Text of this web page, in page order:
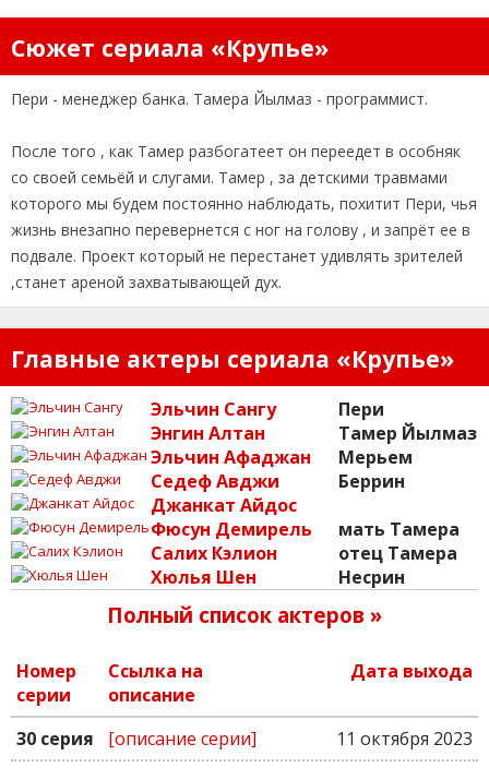
Сюжет сериала «Крупье»
Пери - менеджер банка. Тамера Йылмаз - программист.
После того , как Тамер разбогатеет он переедет в особняк
со своей семьёй и слугами. Тамер , за детскими травмами
которого мы будем постоянно наблюдать, похитит Пери, чья
жизнь внезапно перевернется с ног на голову , и запрёт ее в
подвале. Проект который не перестанет удивлять зрителей
,станет ареной захватывающей дух.
Главные актеры сериала «Крупье»
Эльчин Сангу
Пери
Энгин Алтан
Тамер Йылмаз
Эльчин Афаджан
Мерьем
Седеф Авджи
Беррин
Джанкат Айдос
Фюсун Демирель
мать Тамера
Салих Кэлион
отец Тамера
Хюлья Шен
Несрин
Полный список актеров »
Номер
серии
Ссылка на
описание
Дата выхода
30 серия [описание серии]
11 октября 2023